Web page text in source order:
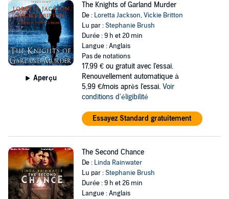
Aperçu
The Knights of Garland Murder
De : Loretta Jackson,Vickie Britton
Lu par :Stephanie Brush
Durée : 9 h et 20 min
Langue : Anglais
Pas de notations
17,99 € ou gratuit avec l'essai.
Renouvellement automatique à
5,99 €/mois après l'essai. Voir
conditions d'éligibilité
Essayez Standard gratuitement
The Second Chance
De : Linda Rainwater
Lu par :Stephanie Brush
Durée : 9 h et 26 min
Langue : Anglais